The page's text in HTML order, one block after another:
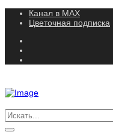
Канал в MAX
Цветочная подписка